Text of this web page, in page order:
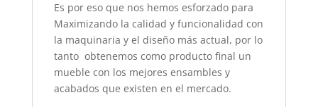
Es por eso que nos hemos esforzado para
Maximizando la calidad y funcionalidad con
la maquinaria y el diseño más actual, por lo
tanto obtenemos como producto final un
mueble con los mejores ensambles y
acabados que existen en el mercado.